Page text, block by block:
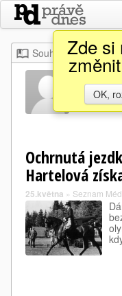
Zde si
OK,
Souhrn Moje
Ochrnutá
Hartelová
25.května » Seznam